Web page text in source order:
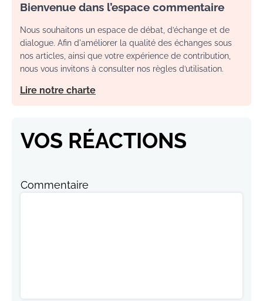
Bienvenue dans l’espace commentaire
Nous souhaitons un espace de débat, d’échange et de
dialogue. Afin d'améliorer la qualité des échanges sous
nos articles, ainsi que votre expérience de contribution,
nous vous invitons à consulter nos règles d’utilisation.
Lire notre charte
VOS RÉACTIONS
Commentaire